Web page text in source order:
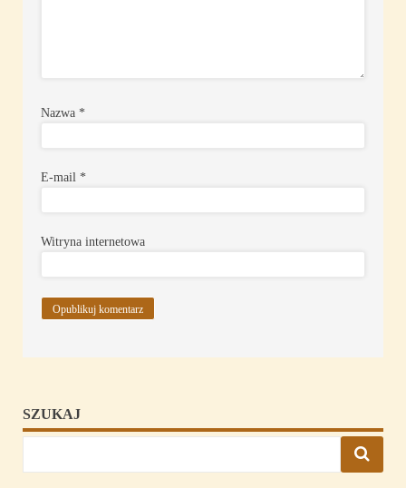
Nazwa *
E-mail *
Witryna internetowa
SZUKAJ